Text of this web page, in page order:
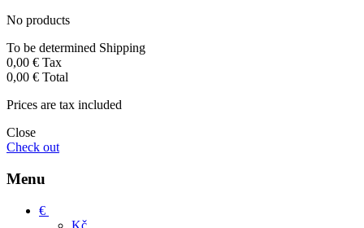
No products
To be determined Shipping
0,00 € Tax
0,00 € Total
Prices are tax included
Close
Check out
Menu
€
Kč